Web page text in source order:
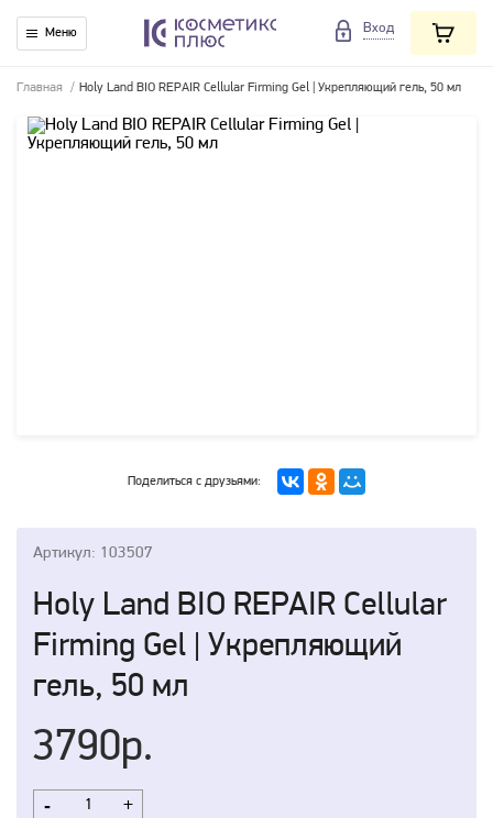
Меню Вход
Главная / Holy Land BIO REPAIR Cellular Firming Gel | Укрепляющий гель, 50 мл
Поделиться с друзьями:
Артикул: 103507
Holy Land BIO REPAIR Cellular
Firming Gel | Укрепляющий
гель, 50 мл
3790р.
- +